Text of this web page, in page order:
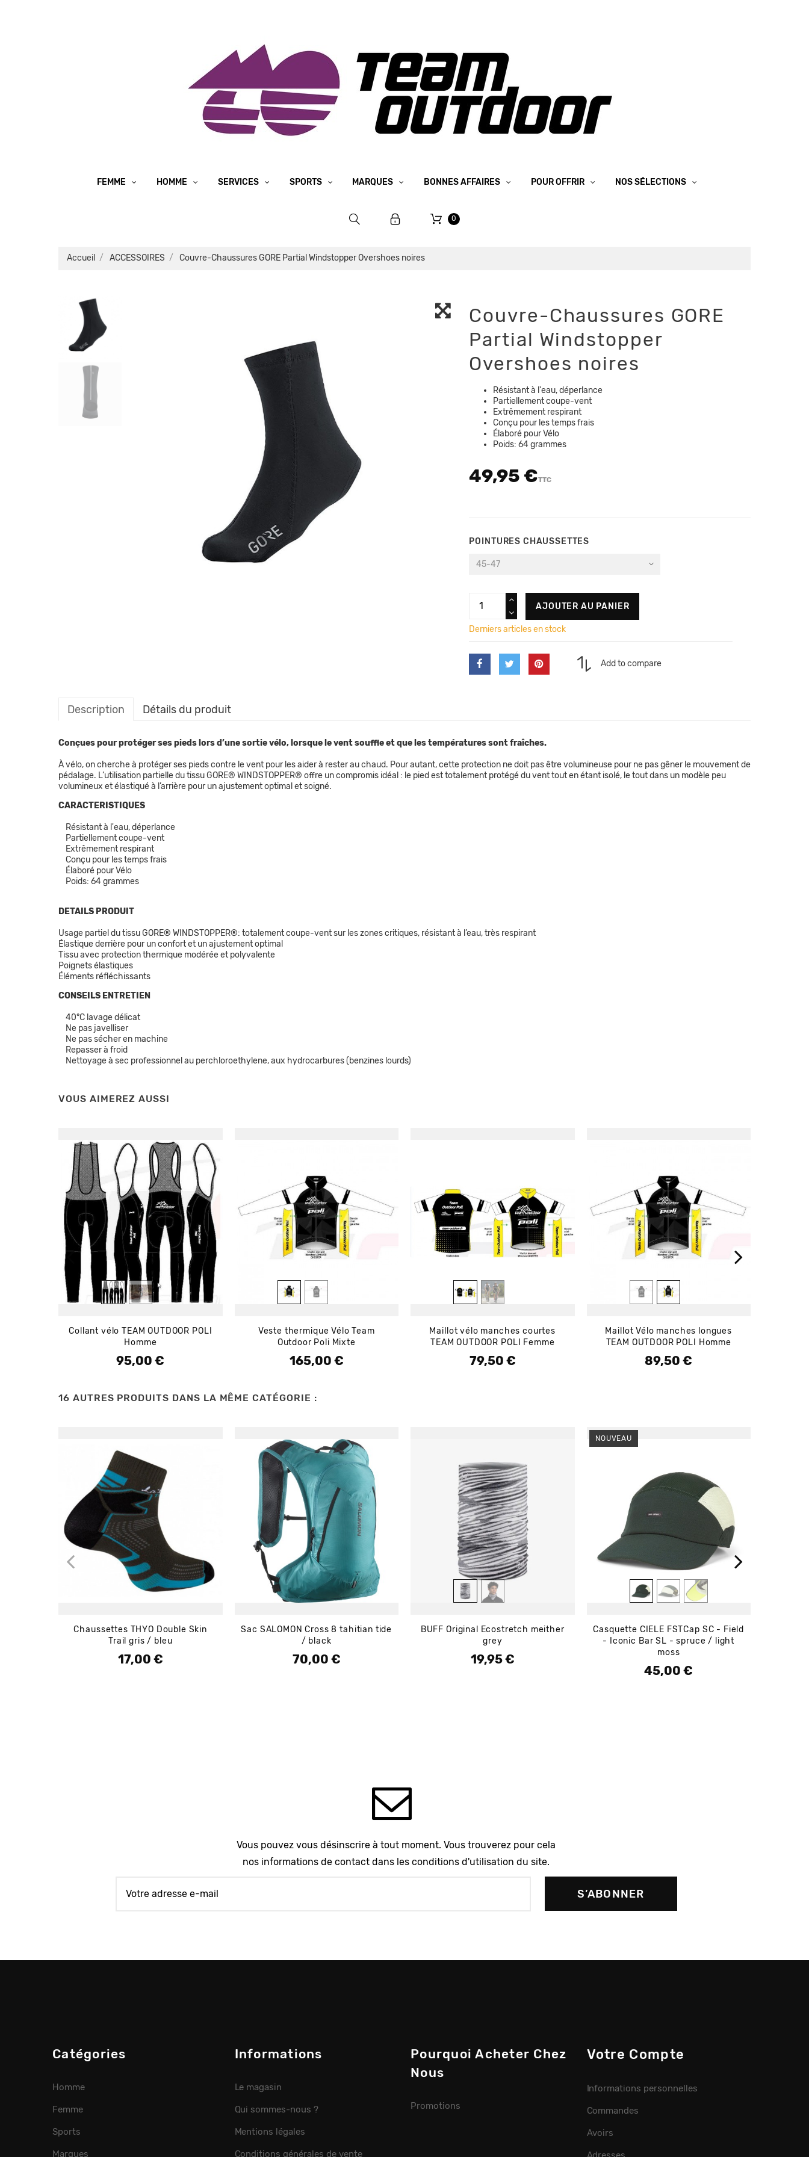
FEMME HOMME SERVICES SPORTS MARQUES BONNES AFFAIRES POUR OFFRIR NOS SÉLECTIONS
0
Accueil ACCESSOIRES Couvre-Chaussures GORE Partial Windstopper Overshoes noires
Couvre-Chaussures GORE
Partial Windstopper
Overshoes noires
Résistant à l'eau, déperlance
Partiellement coupe-vent
Extrêmement respirant
Conçu pour les temps frais
Élaboré pour Vélo
Poids: 64 grammes
49,95 €TTC
POINTURES CHAUSSETTES
AJOUTER AU PANIER
Derniers articles en stock
Add to compare
Description Détails du produit
Conçues pour protéger ses pieds lors d’une sortie vélo, lorsque le vent souffle et que les températures sont fraîches.
À vélo, on cherche à protéger ses pieds contre le vent pour les aider à rester au chaud. Pour autant, cette protection ne doit pas être volumineuse pour ne pas gêner le mouvement de
pédalage. L’utilisation partielle du tissu GORE® WINDSTOPPER® offre un compromis idéal : le pied est totalement protégé du vent tout en étant isolé, le tout dans un modèle peu
volumineux et élastiqué à l’arrière pour un ajustement optimal et soigné.
CARACTERISTIQUES
Résistant à l'eau, déperlance
Partiellement coupe-vent
Extrêmement respirant
Conçu pour les temps frais
Élaboré pour Vélo
Poids: 64 grammes
DETAILS PRODUIT
Usage partiel du tissu GORE® WINDSTOPPER®: totalement coupe-vent sur les zones critiques, résistant à l’eau, très respirant
Élastique derrière pour un confort et un ajustement optimal
Tissu avec protection thermique modérée et polyvalente
Poignets élastiques
Éléments réfléchissants
CONSEILS ENTRETIEN
40°C lavage délicat
Ne pas javelliser
Ne pas sécher en machine
Repasser à froid
Nettoyage à sec professionnel au perchloroethylene, aux hydrocarbures (benzines lourds)
VOUS AIMEREZ AUSSI
Collant vélo TEAM OUTDOOR POLI
Homme
Prix
95,00 €
Veste thermique Vélo Team
Outdoor Poli Mixte
Prix
165,00 €
Maillot vélo manches courtes
TEAM OUTDOOR POLI Femme
Prix
79,50 €
Maillot Vélo manches longues
TEAM OUTDOOR POLI Homme
Prix
89,50 €
16 AUTRES PRODUITS DANS LA MÊME CATÉGORIE :
Chaussettes THYO Double Skin
Trail gris / bleu
Prix
17,00 €
Sac SALOMON Cross 8 tahitian tide
/ black
Prix
70,00 €
BUFF Original Ecostretch meither
grey
Prix
19,95 €
NOUVEAU
Casquette CIELE FSTCap SC - Field
- Iconic Bar SL - spruce / light
moss
Prix
45,00 €
Vous pouvez vous désinscrire à tout moment. Vous trouverez pour cela
nos informations de contact dans les conditions d'utilisation du site.
Catégories
Homme
Femme
Sports
Marques
Informations
Le magasin
Qui sommes-nous ?
Mentions légales
Conditions générales de vente
Pourquoi Acheter Chez
Nous
Promotions
Votre Compte
Informations personnelles
Commandes
Avoirs